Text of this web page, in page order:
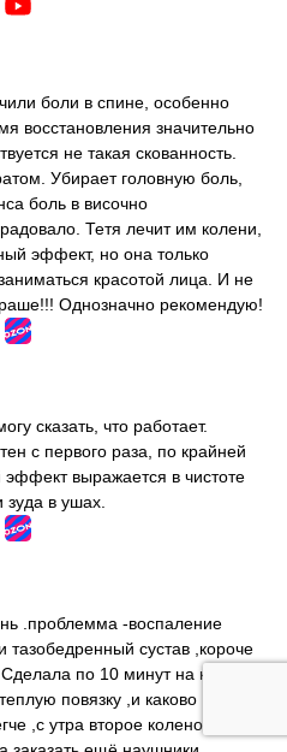
боли в спине, особенно
восстановления значительно
не такая скованность.
Убирает головную боль,
боль в височно
Тетя лечит им колени,
эффект, но она только
красотой лица. И не
Однозначно рекомендую!
сказать, что работает.
с первого раза, по крайней
выражается в чистоте
зуда в ушах.
.проблемма -воспаление
тазобедренный сустав ,короче
по 10 минут на колено и
повязку ,и каково
,с утра второе колено ,теперь